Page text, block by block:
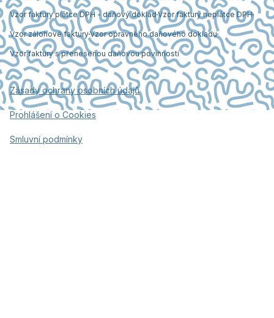
Vzor faktury plátce DPH - daňový dokladVzor faktury neplátce DPH
Vzor zálohové fakturyVzor opravného daňového dokladu
Vzor faktury s přenesenou daňovou povinností
Zásady ochrany osobních údajů
Prohlášení o Cookies
Smluvní podmínky